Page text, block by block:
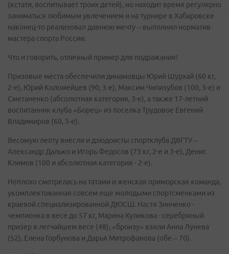
(кстати, воспитывает троих детей), но находит время регулярно
заниматься любимым увлечением и на турнире в Хабаровске
наконец-то реализовал давнюю мечту – выполнил норматив
мастера спорта России.
Что и говорить, отличный пример для подражания!
Призовые места обеспечили динамовцы Юрий Шурхай (60 кг,
2-е), Юрий Коломейцев (90, 3-е), Максим Чипизубов (100, 3-е) и
Сметаненко (абсолютная категория, 3-е), а также 17-летний
воспитанник клуба «Борец» из поселка Трудовое Евгений
Владимиров (60, 3-е).
Весомую лепту внесли и дзюдоисты спортклуба ДВГТУ –
Александр Далько и Игорь Федосов (73 кг, 2-е и 3-е), Денис
Климов (100 и абсолютная категория - 2-е).
Неплохо смотрелась на татами и женская приморская команда,
укомплектованная совсем еще молодыми спортсменками из
краевой специализированной ДЮСШ. Настя Зинченко -
чемпионка в весе до 57 кг, Марина Куликова - серебряный
призер в легчайшем весе (48), «бронзу» взяли Анна Лунева
(52), Елена Горбунова и Дарья Митрофанова (обе – 70).